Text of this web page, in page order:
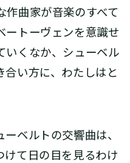
作曲家が音楽のすべて
ートーヴェンを意識せ
いくなか、シューベル
合い方に、わたしはと
ベルトの交響曲は、
て日の目を見るわけ